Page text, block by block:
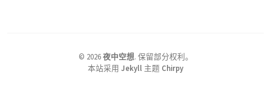
© 2026 夜中空想. 保留部分权利。
本站采用 Jekyll 主题 Chirpy